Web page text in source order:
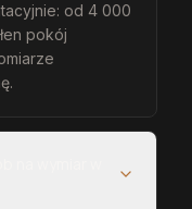
od 4 000
pokój